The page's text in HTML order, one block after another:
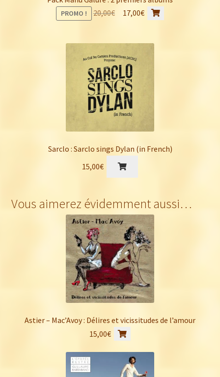
page
du
PROMO ! 20,00€
Le
20,00€.
17,00€ Le
Sarclo : Sarclo sings Dylan (in French)
15,00€
Vous aimerez évidemment aussi…
Astier – Mac’Avoy : Délires et vicissitudes de l’amour
15,00€